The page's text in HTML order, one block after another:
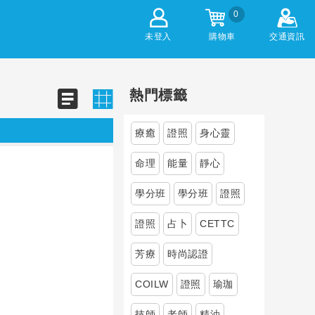
未登入
0
購物車 交通資訊
熱門標籤
療癒 證照 身心靈
命理 能量 靜心
學分班 學分班 證照
證照 占卜 CETTC
芳療 時尚認證
COILW 證照 瑜珈